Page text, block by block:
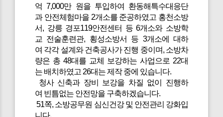
억 7,000만 원을 투입하여 환동해특수대응단
과 안전체험마을 2개소를 준공하였고 홍천소방
서, 강릉 경포119안전센터 등 6개소와 소방학
교 전술훈련관, 횡성소방서 등 3개소에 대하
여 각각 설계와 건축공사가 진행 중이며, 소방차
량은 총 48대를 교체 보강하는 사업으로 22대
는 배치하였고 26대는 제작 중에 있습니다.
청사 신축과 장비 보강을 차질 없이 진행하
여 빈틈없는 안전망을 구축하겠습니다.
51쪽, 소방공무원 심신건강 및 안전관리 강화입
니다.